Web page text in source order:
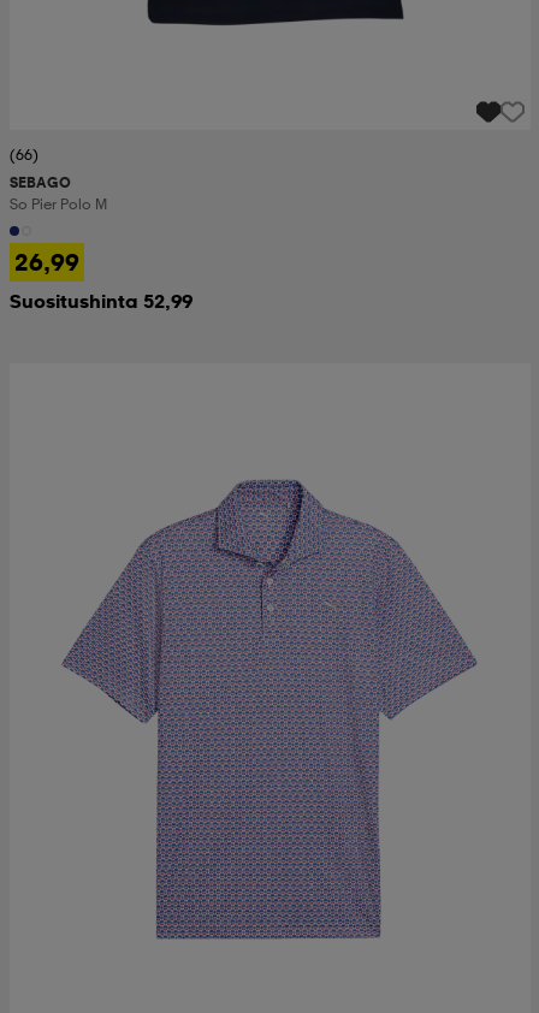
(66)
SEBAGO
So Pier Polo M
26,99
Suositushinta 52,99